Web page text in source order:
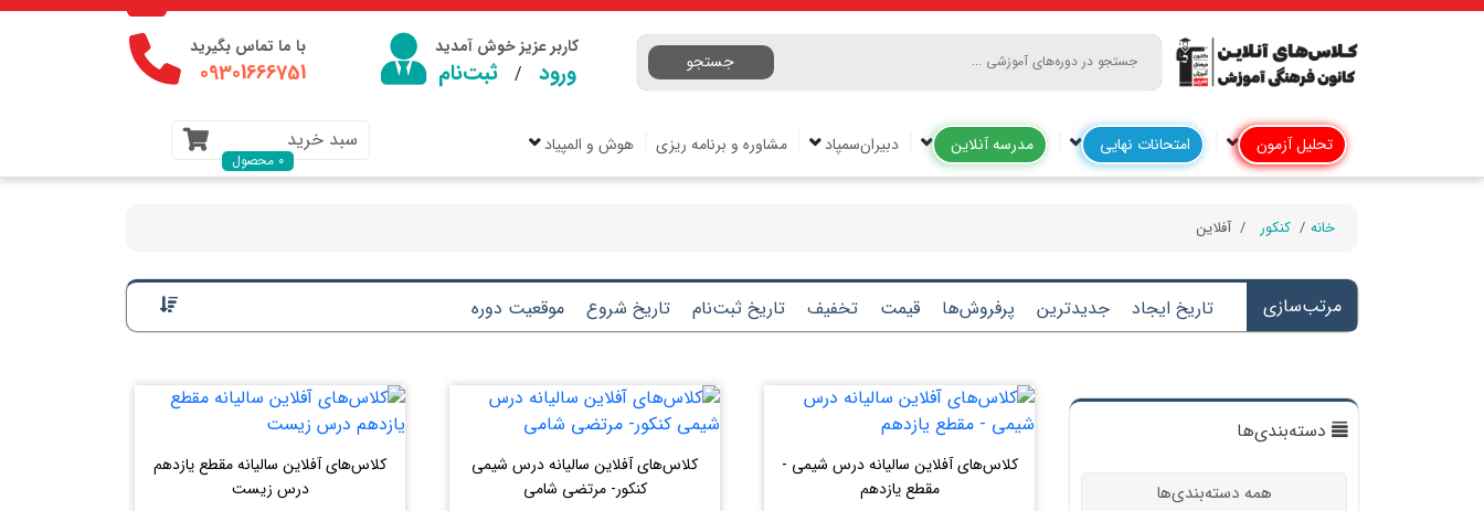
جستجو
کاربر عزیز خوش آمدید
ورود /ثبت‌نام
با ما تماس بگیرید
09301666751
تحلیل آزمون امتحانات نهایی مدرسه آنلاین دبیران‌سمپاد مشاوره و برنامه ریزی هوش و المپیاد سبد خرید
0 محصول
خانه کنکور آفلاین
مرتب‌سازی تاریخ ایجاد جدیدترین پرفروش‌ها قیمت تخفیف تاریخ ثبت‌نام تاریخ شروع موقعیت دوره
دسته‌بندی‌ها
همه دسته‌بندی‌ها
کلاس‌های آفلاین سالیانه درس شیمی -
مقطع یازدهم
کلاس‌های آفلاین سالیانه درس شیمی
کنکور- مرتضی شامی
کلاس‌های آفلاین سالیانه مقطع یازدهم
درس زیست